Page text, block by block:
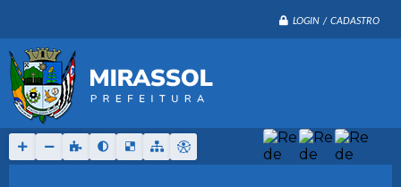
LOGIN / CADASTRO